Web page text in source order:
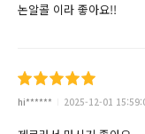
논알콜 이라 좋아요!!
hi****** 2025-12-01